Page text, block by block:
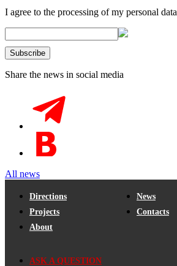
I agree to the processing of my personal data
Share the news in social media
All news
Directions
Projects
About
News
Contacts
ASK A QUESTION